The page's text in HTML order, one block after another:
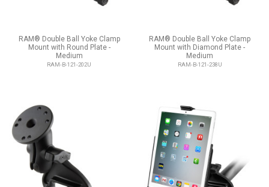
RAM® Double Ball Yoke Clamp
Mount with Round Plate -
Medium
RAM-B-121-202U
RAM® Double Ball Yoke Clamp
Mount with Diamond Plate -
Medium
RAM-B-121-238U